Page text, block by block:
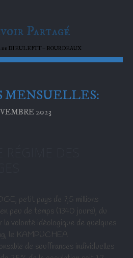
Partagé
de DIEULEFIT – BOURDEAUX
MENSUELLES:
2023
petit pays de 7,5 millions
peu de temps (1340 jours), du
la volonté idéologique de quelques
le KAMPUCHEA
de souffrances individuelles